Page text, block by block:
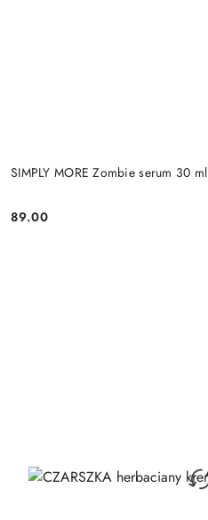
SIMPLY MORE Zombie serum 30 ml
Cena:
89.00